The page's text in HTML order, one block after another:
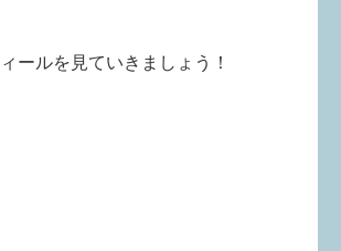
ールを見ていきましょう！